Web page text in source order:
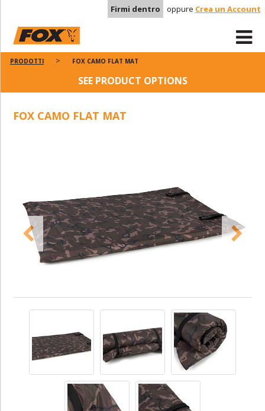
Firmi dentro oppure Crea un Account
PRODOTTI FOX CAMO FLAT MAT
SEE PRODUCT OPTIONS
FOX CAMO FLAT MAT